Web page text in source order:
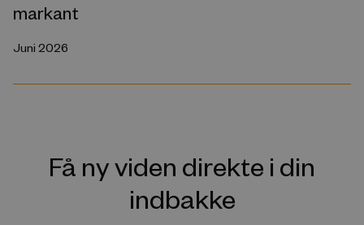
markant
Juni 2026
Få ny viden direkte i din
indbakke